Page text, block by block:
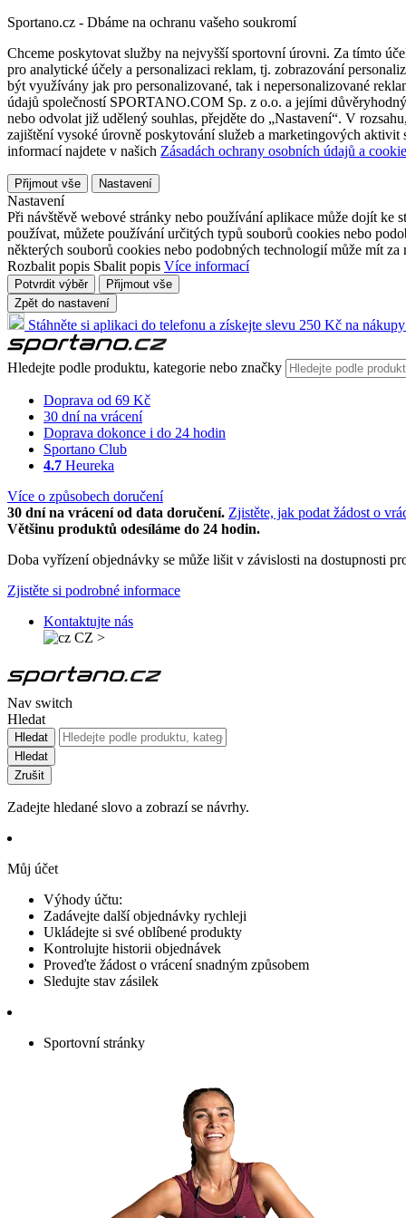
Sportano.cz - Dbáme na ochranu vašeho soukromí
Chceme poskytovat služby na nejvyšší sportovní úrovni. Za tímto
pro analytické účely a personalizaci reklam, tj. zobrazování
být využívány jak pro personalizované, tak i nepersonalizované
údajů společností SPORTANO.COM Sp. z o.o. a jejími
nebo odvolat již udělený souhlas, přejděte do „Nastavení“. V
zajištění vysoké úrovně poskytování služeb a marketingových
informací najdete v našich Zásadách ochrany osobních údajů a
Přijmout vše Nastavení
Nastavení
Při návštěvě webové stránky nebo používání aplikace může dojít ke
používat, můžete používání určitých typů souborů cookies nebo
některých souborů cookies nebo podobných technologií může mít
Rozbalit popis Sbalit popis Více informací
Potvrdit výběr
Přijmout vše
Zpět do nastavení
Stáhněte si aplikaci do telefonu a získejte slevu 250 Kč na
Hledejte podle produktu, kategorie nebo značky
Doprava od 69 Kč
30 dní na vrácení
Doprava dokonce i do 24 hodin
Sportano Club
4.7 Heureka
Více o způsobech doručení
30 dní na vrácení od data doručení. Zjistěte, jak podat žádost o
Většinu produktů odesíláme do 24 hodin.
Doba vyřízení objednávky se může lišit v závislosti na dostupnosti
Zjistěte si podrobné informace
Kontaktujte nás
CZ >
Nav switch
Hledat
Hledat
Hledat
Zrušit
Zadejte hledané slovo a zobrazí se návrhy.
Můj účet
Výhody účtu:
Zadávejte další objednávky rychleji
Ukládejte si své oblíbené produkty
Kontrolujte historii objednávek
Proveďte žádost o vrácení snadným způsobem
Sledujte stav zásilek
Sportovní stránky